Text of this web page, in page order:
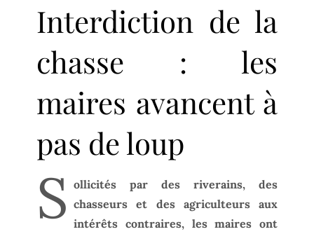
Interdiction de la
chasse : les
maires avancent à
pas de loup
S ollicités par des riverains, des
chasseurs et des agriculteurs aux
intérêts contraires, les maires ont